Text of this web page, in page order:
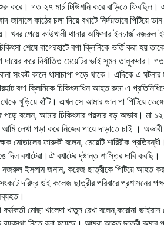
গত ২৭ মার্চ টিউিশনি করে বাড়িতে ফিরছিল।
জানালে কাঠের চলা দিয়ে বখাটে নির্দয়ভাবে পিটিয়ে
খবর পেয়ে কাউখালী থানার অফিসার ইনচার্জ নজরুল
শেষে বাগেরহাটে বগা ক্লিনিকে ভর্তি করা হয়
দায়ের করে নির্যাতিত মেয়েটির ভাই সুমন তালুকদার।
সংকট কালে ধামাচাপা পড়ে থাকে। এদিকে এ
বগা ক্লিনিকে চিকিৎসাধিন আহত রুমা এ
খুড়িয়ে হাঁটি। এখন সে আমার ডান পা পিটিয়ে
বলেন, আমার চিকিৎসার পয়সার বড় অভাব। মা
লেখা পড়া করে নিজের পায়ে দাড়াতে চাই । অভাবী
মোতালেব ফারুকী বলেন, মেয়েটি শারিরীক
দিল বখাটেরা।ঐ বখাটের দৃষ্টান্ত শাস্তির দাবি করছি।
নজরুল ইসলাম জনান, করেজ ছাত্রীকে পিটিয়ে আহত
দরিদ্র ওই কলেজ ছাত্রীর পরিবারে প্রশাসনের
কর্মকর্তা মোছা খালেদা খাতুন রেখা বলেন,করোনা